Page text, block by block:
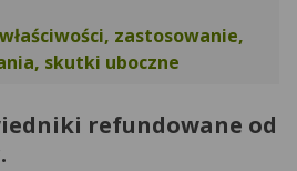
zastosowanie,
skutki uboczne
refundowane od